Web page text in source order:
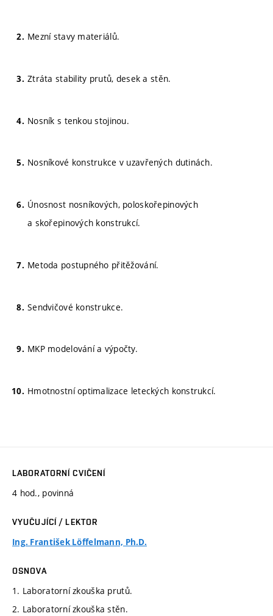
Mezní stavy materiálů.
Ztráta stability prutů, desek a stěn.
Nosník s tenkou stojinou.
Nosníkové konstrukce v uzavřených dutinách.
Únosnost nosníkových, poloskořepinových
a skořepinových konstrukcí.
Metoda postupného přitěžování.
Sendvičové konstrukce.
MKP modelování a výpočty.
Hmotnostní optimalizace leteckých konstrukcí.
LABORATORNÍ CVIČENÍ
4 hod., povinná
VYUČUJÍCÍ / LEKTOR
Ing. František Löffelmann, Ph.D.
OSNOVA
1. Laboratorní zkouška prutů.
2. Laboratorní zkouška stěn.